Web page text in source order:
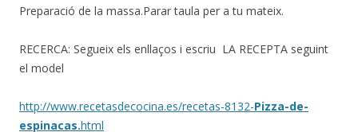
Preparació de la massa.Parar taula per a tu mateix.
RECERCA: Segueix els enllaços i escriu LA RECEPTA seguint
el model
http://www.recetasdecocina.es/recetas-8132-Pizza-de-
espinacas.html